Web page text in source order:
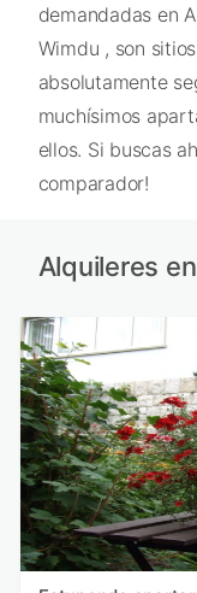
demandadas en
Wimdu , son
absolutamente
muchísimos
ellos. Si buscas
comparador!
Alquileres